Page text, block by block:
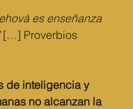
es enseñanza
[…] Proverbios
de inteligencia y
no alcanzan la